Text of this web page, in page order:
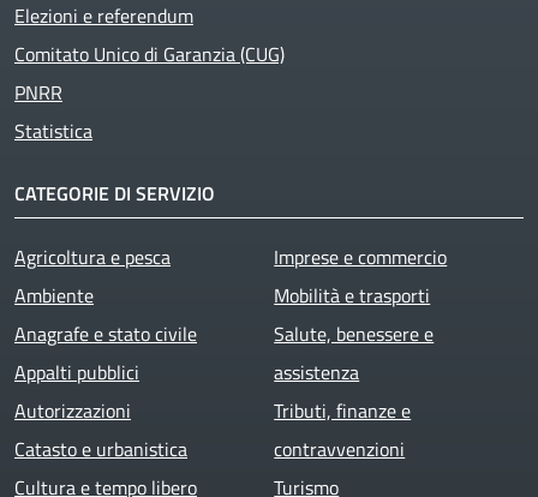
Elezioni e referendum
Comitato Unico di Garanzia (CUG)
PNRR
Statistica
CATEGORIE DI SERVIZIO
Agricoltura e pesca
Ambiente
Anagrafe e stato civile
Appalti pubblici
Autorizzazioni
Catasto e urbanistica
Cultura e tempo libero
Imprese e commercio
Mobilità e trasporti
Salute, benessere e
assistenza
Tributi, finanze e
contravvenzioni
Turismo